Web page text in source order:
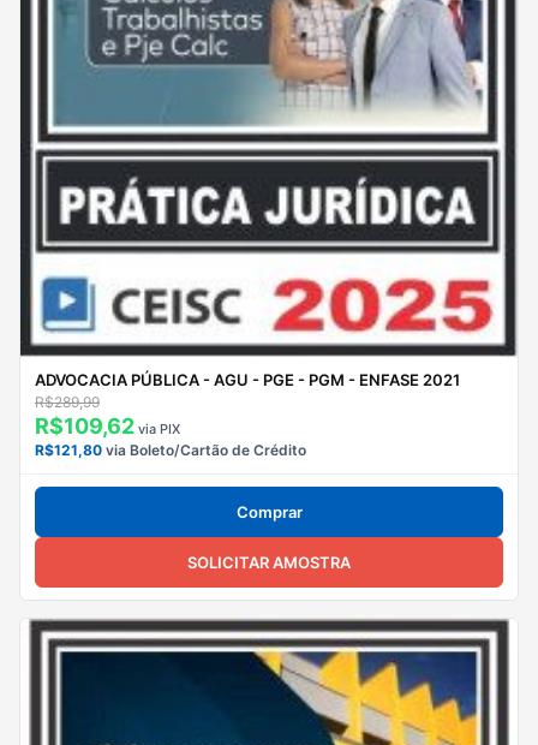
ADVOCACIA PÚBLICA - AGU - PGE - PGM - ENFASE 2021
R$289,99
R$109,62 via PIX
R$121,80 via Boleto/Cartão de Crédito
Comprar
SOLICITAR AMOSTRA